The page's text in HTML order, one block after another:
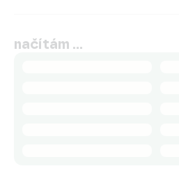
načítám …